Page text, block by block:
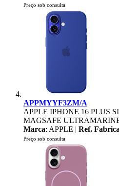
Preço sob consulta
APPMYYF3ZM/A
APPLE IPHONE 16 PLUS
MAGSAFE
Marca: APPLE | Ref.
Preço sob consulta